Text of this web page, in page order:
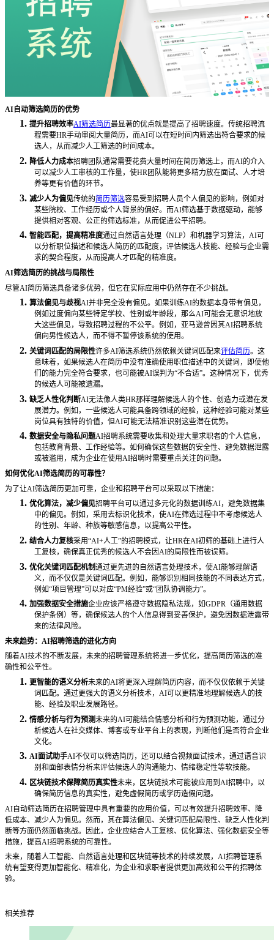
AI自动筛选简历的优势
1. 提升招聘效率AI筛选简历最显著的优点就是提高了招聘速度。传统招聘流
程需要HR手动审阅大量简历，而AI可以在短时间内筛选出符合要求的候
选人，从而减少人工筛选的时间成本。
2. 降低人力成本招聘团队通常需要花费大量时间在简历筛选上，而AI的介入
可以减少人工审核的工作量，使HR团队能将更多精力放在面试、人才培
养等更有价值的环节。
3. 减少人为偏见传统的简历筛选容易受到招聘人员个人偏见的影响，例如对
某些院校、工作经历或个人背景的偏好。而AI筛选基于数据驱动，能够
提供相对客观、公正的筛选标准，从而促进公平招聘。
4. 智能匹配，提高精准度通过自然语言处理（NLP）和机器学习算法，AI可
以分析职位描述和候选人简历的匹配度，评估候选人技能、经验与企业需
求的契合程度，从而提高人才匹配的精准度。
AI筛选简历的挑战与局限性
尽管AI简历筛选具备诸多优势，但它在实际应用中仍然存在不少挑战。
1. 算法偏见与歧视AI并非完全没有偏见。如果训练AI的数据本身带有偏见，
例如过度偏向某些特定学校、性别或年龄段，那么AI可能会无意识地放
大这些偏见，导致招聘过程的不公平。例如，亚马逊曾因其AI招聘系统
偏向男性候选人，而不得不暂停该系统的使用。
2. 关键词匹配的局限性许多AI筛选系统仍然依赖关键词匹配来评估简历。这
意味着，如果候选人在简历中没有准确使用职位描述中的关键词，即使他
们的能力完全符合要求，也可能被AI误判为“不合适”。这种情况下，优秀
的候选人可能被遗漏。
3. 缺乏人性化判断AI无法像人类HR那样理解候选人的个性、创造力或潜在发
展潜力。例如，一些候选人可能具备跨领域的经验，这种经验可能对某些
岗位具有独特的价值，但AI可能无法精准识别这些潜在优势。
4. 数据安全与隐私问题AI招聘系统需要收集和处理大量求职者的个人信息，
包括教育背景、工作经验等。如何确保这些数据的安全性、避免数据泄露
或被滥用，成为企业在使用AI招聘时需要重点关注的问题。
如何优化AI筛选简历的可靠性？
为了让AI筛选简历更加可靠，企业和招聘平台可以采取以下措施：
1. 优化算法，减少偏见招聘平台可以通过多元化的数据训练AI，避免数据集
中的偏见。例如，采用去标识化技术，使AI在筛选过程中不考虑候选人
的性别、年龄、种族等敏感信息，以提高公平性。
2. 结合人力复核采用“AI+人工”的招聘模式，让HR在AI初筛的基础上进行人
工复核，确保真正优秀的候选人不会因AI的局限性而被误筛。
3. 优化关键词匹配机制通过更先进的自然语言处理技术，使AI能够理解语
义，而不仅仅是关键词匹配。例如，能够识别相同技能的不同表达方式，
例如“项目管理”可以对应“PM经验”或“团队协调能力”。
4. 加强数据安全措施企业应该严格遵守数据隐私法规，如GDPR（通用数据
保护条例）等，确保候选人的个人信息得到妥善保护，避免因数据泄露带
来的法律风险。
未来趋势： AI招聘筛选的进化方向
随着AI技术的不断发展，未来的招聘管理系统将进一步优化，提高简历筛选的准
确性和公平性。
1. 更智能的语义分析未来的AI将更深入理解简历内容，而不仅仅依赖于关键
词匹配。通过更强大的语义分析技术，AI可以更精准地理解候选人的技
能、经验及职业发展路径。
2. 情感分析与行为预测未来的AI可能结合情感分析和行为预测功能，通过分
析候选人在社交媒体、博客或专业平台上的表现，判断他们是否符合企业
文化。
3. AI面试助手AI不仅可以筛选简历，还可以结合视频面试技术，通过语音识
别和面部表情分析来评估候选人的沟通能力、情绪稳定性等软技能。
4. 区块链技术保障简历真实性未来，区块链技术可能被应用到 AI招聘中，以
确保简历信息的真实性，避免虚假简历或学历造假问题。
AI自动筛选简历在招聘管理中具有重要的应用价值，可以有效提升招聘效率、降
低成本、减少人为偏见。然而，其在算法偏见、关键词匹配局限性、缺乏人性化判
断等方面仍然面临挑战。因此，企业应结合人工复核、优化算法、强化数据安全等
措施，提高AI招聘系统的可靠性。
未来，随着人工智能、自然语言处理和区块链等技术的持续发展， AI招聘管理系
统有望变得更加智能化、精准化，为企业和求职者提供更加高效和公平的招聘体
验。
相关推荐